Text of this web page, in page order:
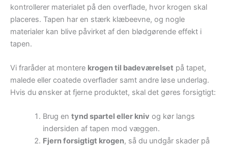
kontrollerer materialet på den overflade, hvor krogen skal
placeres. Tapen har en stærk klæbeevne, og nogle
materialer kan blive påvirket af den blødgørende effekt i
tapen.
Vi fraråder at montere krogen til badeværelset på tapet,
malede eller coatede overflader samt andre løse underlag.
Hvis du ønsker at fjerne produktet, skal det gøres forsigtigt:
Brug en tynd spartel eller kniv og kør langs
indersiden af tapen mod væggen.
Fjern forsigtigt krogen, så du undgår skader på